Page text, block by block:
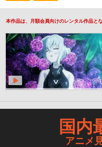
本作品は、月額会員向けのレンタル作品と
国内
アニメ